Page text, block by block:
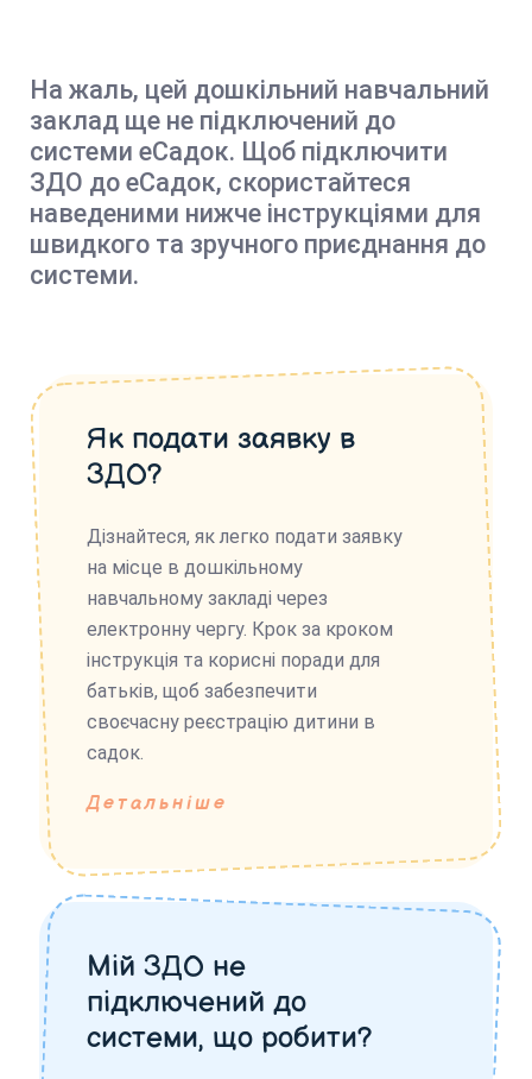
На жаль, цей дошкільний навчальний
заклад ще не підключений до
системи еСадок. Щоб підключити
ЗДО до еСадок, скористайтеся
наведеними нижче інструкціями для
швидкого та зручного приєднання до
системи.
Як подати заявку в
ЗДО?
Дізнайтеся, як легко подати заявку
на місце в дошкільному
навчальному закладі через
електронну чергу. Крок за кроком
інструкція та корисні поради для
батьків, щоб забезпечити
своєчасну реєстрацію дитини в
садок.
Детальніше
Мій ЗДО не
підключений до
системи, що робити?